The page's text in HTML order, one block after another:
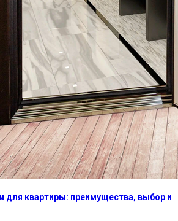
для квартиры: преимущества, выбор и